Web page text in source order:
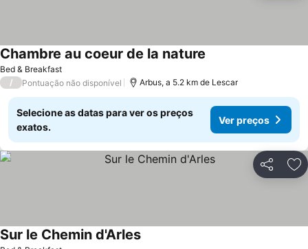
Bed & Breakfast
Chambre au coeur de la nature
/ Pontuação não disponível Arbus, a 5.2 km de Lescar
Selecione as datas para ver os preços
exatos.
Ver preços
Partilhar
Sur le Chemin d'Arles